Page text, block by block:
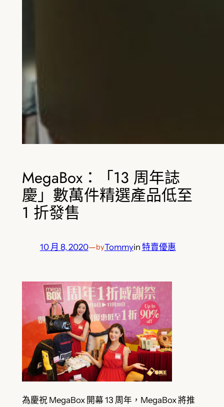
MegaBox：「13 周年誌
慶」數萬件精選產品低至
1 折發售
10 月 8, 2020—byTommyin 特賣優惠
為慶祝 MegaBox 開幕 13 周年，MegaBox 將推